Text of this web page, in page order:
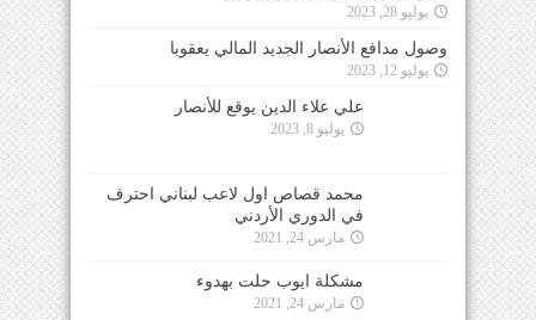
يوليو 28, 2023
وصول مدافع الأنصار الجديد المالي يعقوبا
يوليو 12, 2023
علي علاء الدين يوقع للأنصار
يوليو 8, 2023
محمد قصاص اول لاعب لبناني احترف
في الدوري الأردني
مارس 24, 2021
مشكلة ايوب حلت بهدوء
مارس 24, 2021